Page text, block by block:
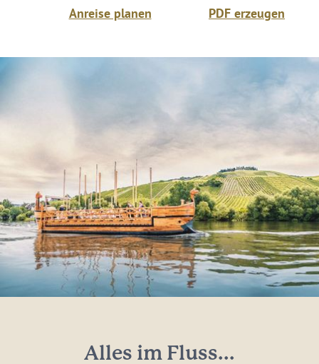
Anreise planen PDF erzeugen
Alles im Fluss...